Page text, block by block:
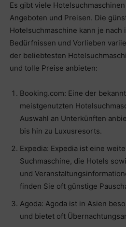
Es gibt viele
Angeboten und Preisen. Die
Hotelsuchmaschine kann je nach
Bedürfnissen und Vorlieben
der beliebtesten
und tolle Preise anbieten:
Booking.com: Eine der
meistgenutzten
Auswahl an Unterkünften
bis hin zu Luxusresorts.
Expedia: Expedia ist eine
Suchmaschine, die Hotels
und
finden Sie oft günstige
Agoda: Agoda ist in Asien
und bietet oft